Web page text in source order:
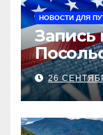
НОВОСТИ ДЛЯ
Запись
26